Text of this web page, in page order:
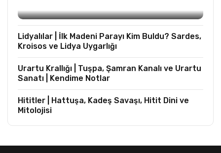
Lidyalılar | İlk Madeni Parayı Kim Buldu? Sardes,
Kroisos ve Lidya Uygarlığı
Urartu Krallığı | Tuşpa, Şamran Kanalı ve Urartu
Sanatı | Kendime Notlar
Hititler | Hattuşa, Kadeş Savaşı, Hitit Dini ve
Mitolojisi